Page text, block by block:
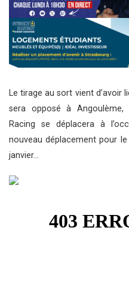
Le tirage au sort vient d’avoir
sera opposé à Angoulème,
Racing se déplacera à
nouveau déplacement pour
janvier…